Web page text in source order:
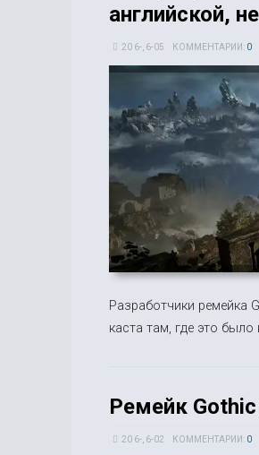
английской,
20 6-, 6-05 КОММЕНТАРИИ: 0
Разработчики ремейка
каста там, где это
Ремейк
20 6-, 6-02 КОММЕНТАРИИ: 0